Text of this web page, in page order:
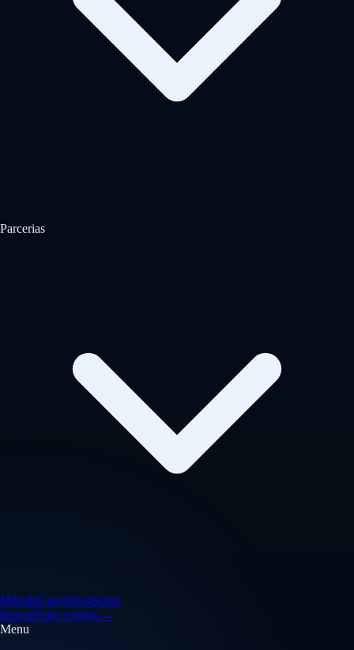
Parcerias
MétodoCasesBlogSobre
BuscarFalar comigo→
Menu